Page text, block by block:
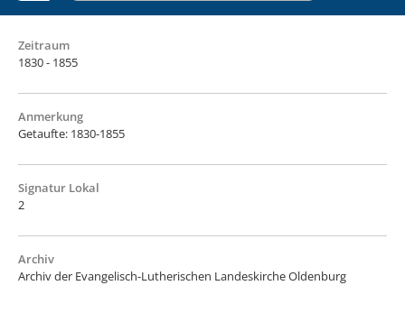
Zeitraum
1830 - 1855
Anmerkung
Getaufte: 1830-1855
Signatur Lokal
2
Archiv
Archiv der Evangelisch-Lutherischen Landeskirche Oldenburg